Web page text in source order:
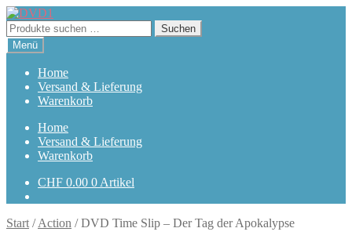
Zur
Navigation
springen
Zum
Inhalt
springen
Suchen
nach:
Suchen
Menü
Home
Versand & Lieferung
Warenkorb
Home
Versand & Lieferung
Warenkorb
CHF 0.00 0 Artikel
Start /Action /DVD Time Slip – Der Tag der Apokalypse